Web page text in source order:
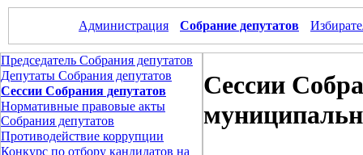
Администрация Собрание депутатов
Председатель Собрания депутатов
Депутаты Собрания депутатов
Сессии Собрания депутатов
Нормативные правовые акты
Собрания депутатов
Противодействие коррупции
Конкурс по отбору кандидатов на
Сессии